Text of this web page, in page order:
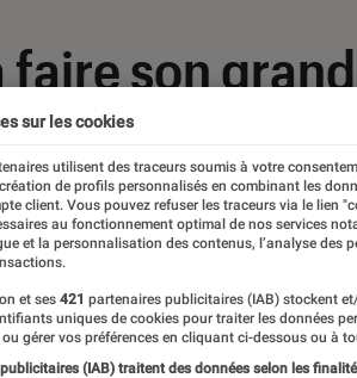
son
sur les cookies
utilisent des traceurs soumis à votre
de profils personnalisés en combinant les
client. Vous pouvez refuser les traceurs via le lien
au fonctionnement optimal de nos services
et la personnalisation des contenus, l’analyse des
et ses 421 partenaires publicitaires (IAB) stockent
uniques de cookies pour traiter les données
gérer vos préférences en cliquant ci-dessous ou à
(IAB) traitent des données selon les